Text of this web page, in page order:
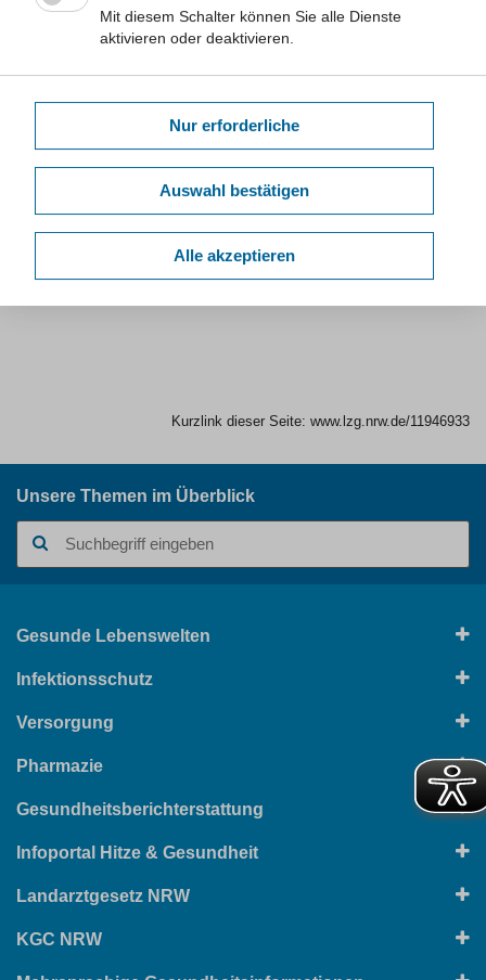
Erstnachweis und Vorgehensweise
Öffentliche Aufklärung und Prävention
Fachliche Empfehlungen und überregionale
Leitlinien
Weitere Materialien für Mitarbeitende von Gesundheitsämtern,
Bereich, der nach Anmeldung hier sichtbar wird.
Kurzlink dieser Seite: www.lzg.nrw.de/11946933
Unsere Themen im Überblick
Gesunde Lebenswelten
Infektionsschutz
Versorgung
Pharmazie
Gesundheitsberichterstattung
Infoportal Hitze & Gesundheit
Landarztgesetz NRW
KGC NRW
Mit diesem Schalter können Sie alle Dienste
aktivieren oder deaktivieren.
Nur erforderliche
Auswahl bestätigen
Alle akzeptieren